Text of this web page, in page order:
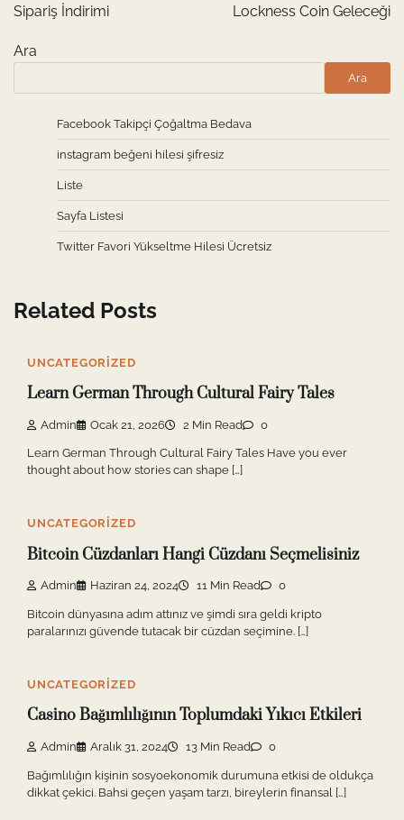
Sipariş İndirimi
Lockness Coin Geleceği
Ara
Ara
Facebook Takipçi Çoğaltma Bedava
instagram beğeni hilesi şifresiz
Liste
Sayfa Listesi
Twitter Favori Yükseltme Hilesi Ücretsiz
Related Posts
UNCATEGORIZED
Learn German Through Cultural Fairy Tales
Admin Ocak 21, 2026 2 Min Read 0
Learn German Through Cultural Fairy Tales Have you ever
thought about how stories can shape […]
UNCATEGORIZED
Bitcoin Cüzdanları Hangi Cüzdanı Seçmelisiniz
Admin Haziran 24, 2024 11 Min Read 0
Bitcoin dünyasına adım attınız ve şimdi sıra geldi kripto
paralarınızı güvende tutacak bir cüzdan seçimine. […]
UNCATEGORIZED
Casino Bağımlılığının Toplumdaki Yıkıcı Etkileri
Admin Aralık 31, 2024 13 Min Read 0
Bağımlılığın kişinin sosyoekonomik durumuna etkisi de oldukça
dikkat çekici. Bahsi geçen yaşam tarzı, bireylerin finansal […]